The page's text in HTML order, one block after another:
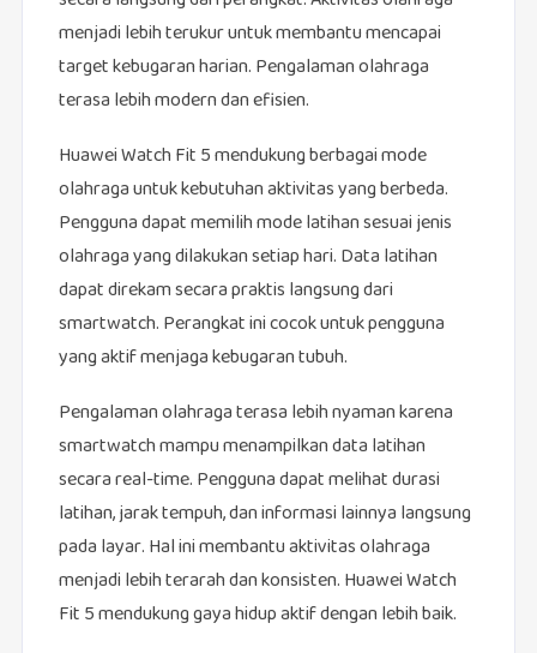
menjadi lebih terukur untuk membantu mencapai
target kebugaran harian. Pengalaman olahraga
terasa lebih modern dan efisien.
Huawei Watch Fit 5 mendukung berbagai mode
olahraga untuk kebutuhan aktivitas yang berbeda.
Pengguna dapat memilih mode latihan sesuai jenis
olahraga yang dilakukan setiap hari. Data latihan
dapat direkam secara praktis langsung dari
smartwatch. Perangkat ini cocok untuk pengguna
yang aktif menjaga kebugaran tubuh.
Pengalaman olahraga terasa lebih nyaman karena
smartwatch mampu menampilkan data latihan
secara real-time. Pengguna dapat melihat durasi
latihan, jarak tempuh, dan informasi lainnya langsung
pada layar. Hal ini membantu aktivitas olahraga
menjadi lebih terarah dan konsisten. Huawei Watch
Fit 5 mendukung gaya hidup aktif dengan lebih baik.